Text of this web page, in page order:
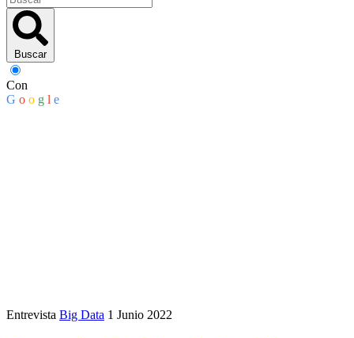
Buscar
Con
G o o g l e
Entrevista Big Data 1 Junio 2022